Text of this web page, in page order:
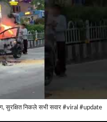
सुरक्षित निकले सभी सवार #viral #update